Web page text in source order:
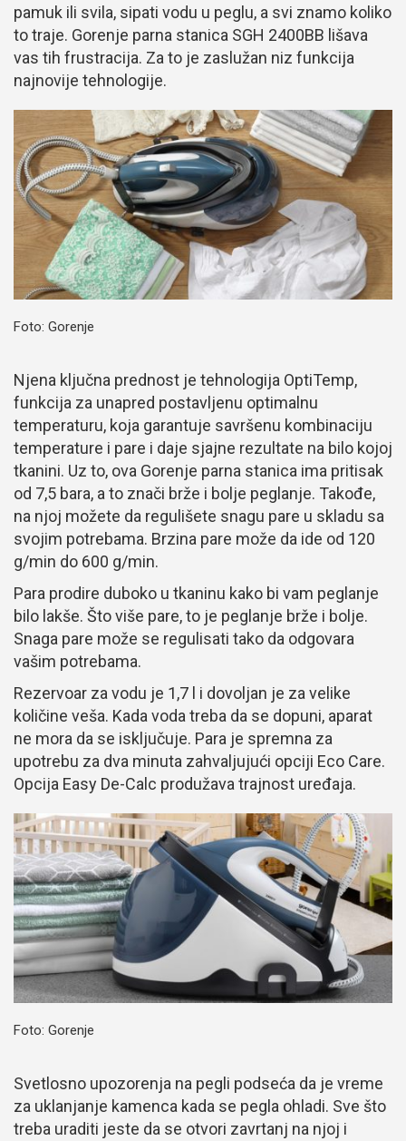
pamuk ili svila, sipati vodu u peglu, a svi znamo koliko
to traje. Gorenje parna stanica SGH 2400BB lišava
vas tih frustracija. Za to je zaslužan niz funkcija
najnovije tehnologije.
Foto: Gorenje
Njena ključna prednost je tehnologija OptiTemp,
funkcija za unapred postavljenu optimalnu
temperaturu, koja garantuje savršenu kombinaciju
temperature i pare i daje sjajne rezultate na bilo kojoj
tkanini. Uz to, ova Gorenje parna stanica ima pritisak
od 7,5 bara, a to znači brže i bolje peglanje. Takođe,
na njoj možete da regulišete snagu pare u skladu sa
svojim potrebama. Brzina pare može da ide od 120
g/min do 600 g/min.
Para prodire duboko u tkaninu kako bi vam peglanje
bilo lakše. Što više pare, to je peglanje brže i bolje.
Snaga pare može se regulisati tako da odgovara
vašim potrebama.
Rezervoar za vodu je 1,7 l i dovoljan je za velike
količine veša. Kada voda treba da se dopuni, aparat
ne mora da se isključuje. Para je spremna za
upotrebu za dva minuta zahvaljujući opciji Eco Care.
Opcija Easy De-Calc produžava trajnost uređaja.
Foto: Gorenje
Svetlosno upozorenja na pegli podseća da je vreme
za uklanjanje kamenca kada se pegla ohladi. Sve što
treba uraditi jeste da se otvori zavrtanj na njoj i